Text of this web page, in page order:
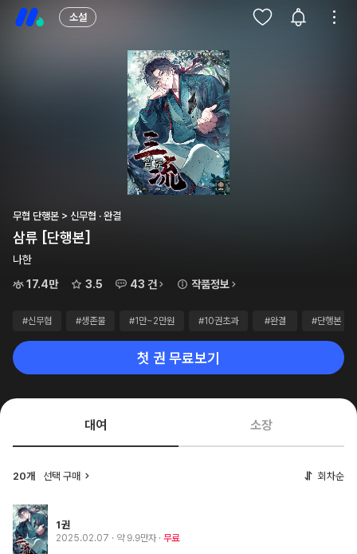
소설
무협 단행본 > 신무협 · 완결
삼류 [단행본]
나한
17.4만
3.5 43 건 작품정보
#신무협 #생존물 #1만~2만원 #10권초과 #완결 #단행본
첫 권 무료보기
대여 소장
20개 선택 구매 회차순
1권
2025.02.07 · 약 9.9만자 무료